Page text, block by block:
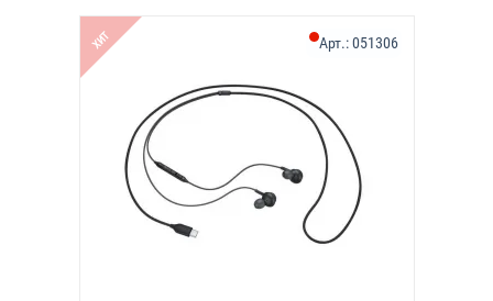
ХИТ Арт.:051306